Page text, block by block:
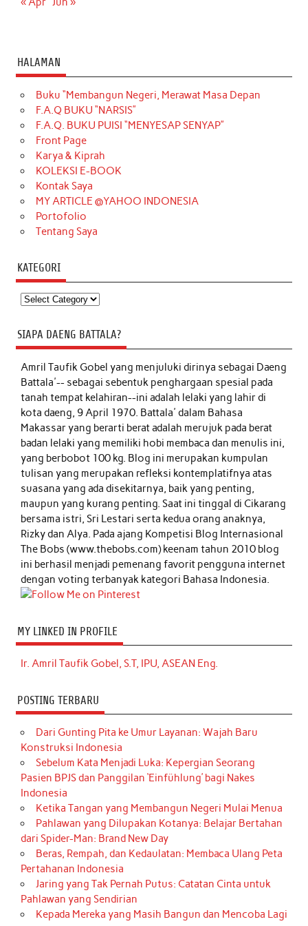
HALAMAN
Buku “Membangun Negeri, Merawat Masa Depan
F.A.Q BUKU “NARSIS”
F.A.Q. BUKU PUISI “MENYESAP SENYAP”
Front Page
Karya & Kiprah
KOLEKSI E-BOOK
Kontak Saya
MY ARTICLE @YAHOO INDONESIA
Portofolio
Tentang Saya
KATEGORI
Kategori
SIAPA DAENG BATTALA?
Amril Taufik Gobelyang menjuluki dirinya sebagai Daeng
Battala'-- sebagai sebentuk penghargaan spesial pada
tanah tempat kelahiran--ini adalah lelaki yang lahir di
kota daeng, 9 April 1970. Battala' dalam Bahasa
Makassar yang berarti berat adalah merujuk pada berat
badan lelaki yang memiliki hobi membaca dan menulis ini,
yang berbobot 100 kg. Blog ini merupakan kumpulan
tulisan yang merupakan refleksi kontemplatifnya atas
suasana yang ada disekitarnya, baik yang penting,
maupun yang kurang penting. Saat ini tinggal di Cikarang
bersama istri, Sri Lestari serta kedua orang anaknya,
Rizky dan Alya. Pada ajang Kompetisi Blog Internasional
The Bobs (www.thebobs.com) keenam tahun 2010 blog
ini berhasil menjadi pemenang favorit pengguna internet
dengan voting terbanyak kategori Bahasa Indonesia.
MY LINKED IN PROFILE
Ir. Amril Taufik Gobel, S.T, IPU, ASEAN Eng.
POSTING TERBARU
Dari Gunting Pita ke Umur Layanan: Wajah Baru
Konstruksi Indonesia
Sebelum Kata Menjadi Luka: Kepergian Seorang
Pasien BPJS dan Panggilan ‘Einfühlung’ bagi Nakes
Indonesia
Ketika Tangan yang Membangun Negeri Mulai Menua
Pahlawan yang Dilupakan Kotanya: Belajar Bertahan
dari Spider-Man: Brand New Day
Beras, Rempah, dan Kedaulatan: Membaca Ulang Peta
Pertahanan Indonesia
Jaring yang Tak Pernah Putus: Catatan Cinta untuk
Pahlawan yang Sendirian
Kepada Mereka yang Masih Bangun dan Mencoba Lagi